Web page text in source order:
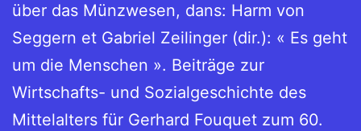
über das Münzwesen, dans: Harm von
Seggern et Gabriel Zeilinger (dir.): « Es geht
um die Menschen ». Beiträge zur
Wirtschafts- und Sozialgeschichte des
Mittelalters für Gerhard Fouquet zum 60.